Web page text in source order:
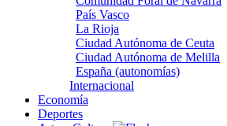
País Vasco
La Rioja
Ciudad Autónoma de Ceuta
Ciudad Autónoma de Melilla
España (autonomías)
Internacional
Economía
Deportes